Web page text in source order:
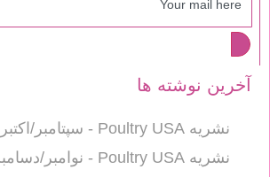
آخرین نوشته ها
نشریه Poultry USA - سپتامبر/اکتبر 2024
نشریه Poultry USA - نوامبر/دسامبر 2024